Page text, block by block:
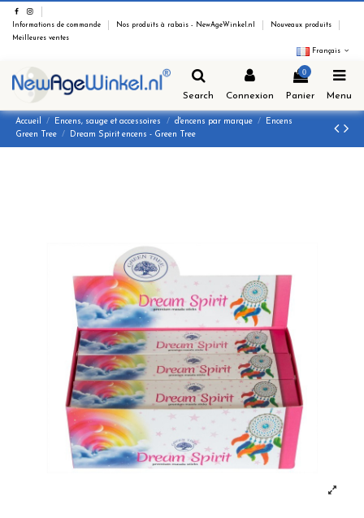
Informations de commande Nos produits à rabais - NewAgeWinkel.nl
Nouveaux produits
Meilleures ventes
Français
Search Connexion
0
Panier Menu
Accueil Encens, sauge et accessoires d'encens par marque
Encens
Green Tree
Dream Spirit encens - Green Tree